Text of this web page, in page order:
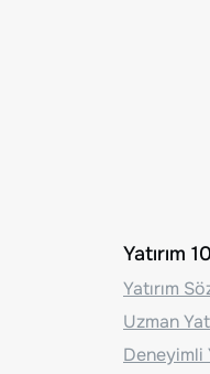
Yatırım
Yatırım
Uzman
Deneyimli